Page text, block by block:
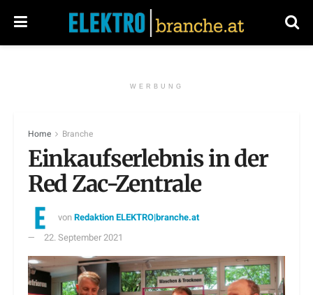
WERBUNG
Home Branche
Einkaufserlebnis in der
Red Zac-Zentrale
vonRedaktion ELEKTRO|branche.at
22. September 2021